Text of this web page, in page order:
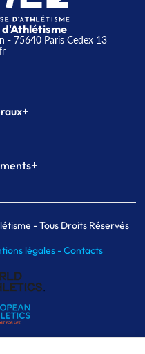
d'Athlétisme
- 75640 Paris Cedex 13
+
+
indoor
Paris- Tous Droits Réservés
légales -Contacts